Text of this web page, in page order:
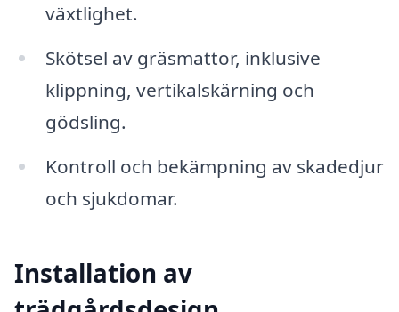
växtlighet.
Skötsel av gräsmattor, inklusive
klippning, vertikalskärning och
gödsling.
Kontroll och bekämpning av skadedjur
och sjukdomar.
Installation av